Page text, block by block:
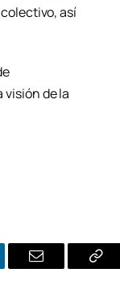
así
de la
Email